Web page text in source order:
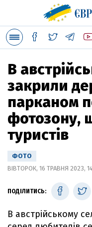
В
закрили
парканом
фотозону,
туристів
ФОТО
ВІВТОРОК, 16 ТРАВНЯ 2023,
ПОДІЛИТИСЬ:
В австрійському